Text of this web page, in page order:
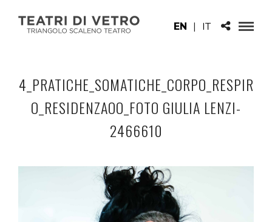
EN | IT
4_PRATICHE_SOMATICHE_CORPO_RESPIR
O_RESIDENZAOO_FOTO GIULIA LENZI-
2466610